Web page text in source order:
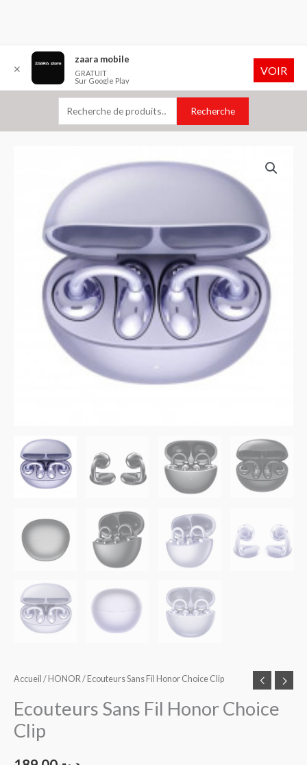
contenu
Recherche
pour :
Recherche
Accueil / HONOR/ Ecouteurs Sans Fil Honor Choice Clip
Ecouteurs Sans Fil Honor Choice
Clip
✕
zaara mobile
GRATUIT
Sur Google Play
VOIR